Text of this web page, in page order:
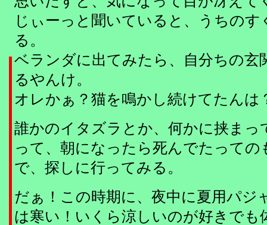
じぃーっと聞いていると、うちのす
る。
ベランダに出てみたら、自分ちの玄
るやんけ。
オレかぁ？猫を鳴かし続けてたんは
誰かのイタズラとか、何かに挟まっ
って、朝になったら死んでたっての
で、探しに行ってみる。
だぁ！この時期に、夜中に夏用パジ
は寒い！いくら涼しいのが好きでも